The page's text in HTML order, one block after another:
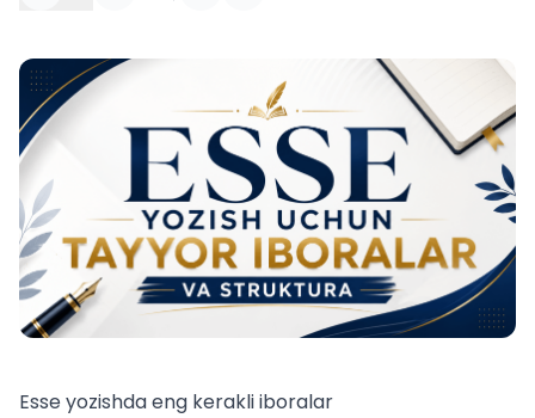
Esse yozishda eng kerakli iboralar